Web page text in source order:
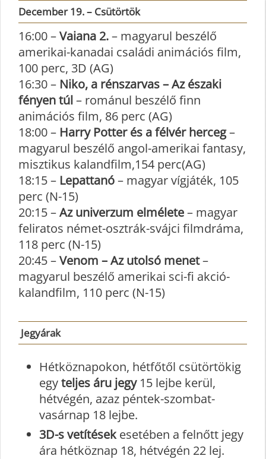
December 19. – Csütörtök
16:00 –Vaiana 2.– magyarul beszélő
amerikai-kanadai családi animációs film,
100 perc, 3D (AG)
16:30 – Niko, a rénszarvas – Az északi
fényen túl– románul beszélő finn
animációs film, 86 perc (AG)
18:00 – Harry Potter és a félvér herceg–
magyarul beszélő angol-amerikai fantasy,
misztikus kalandfilm,154 perc(AG)
18:15 – Lepattanó– magyar vígjáték, 105
perc (N-15)
20:15 –Az univerzum elmélete– magyar
feliratos német-osztrák-svájci filmdráma,
118 perc (N-15)
20:45 –Venom – Az utolsó menet–
magyarul beszélő amerikai sci-fi akció-
kalandfilm, 110 perc (N-15)
Jegyárak
Hétköznapokon, hétfőtől csütörtökig
egyteljes áru jegy15 lejbe kerül,
hétvégén, azaz péntek-szombat-
vasárnap 18 lejbe.
3D-s vetítésekesetében a felnőtt jegy
ára hétköznap 18, hétvégén 22 lej.